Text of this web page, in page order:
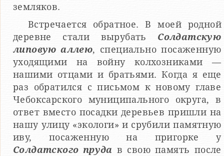
земляков.
Встречается обратное. В моей родной
деревне стали вырубать Солдатскую
липовую аллею, специально посаженную
уходящими на войну колхозниками —
нашими отцами и братьями. Когда я еще
раз обратился с письмом к новому главе
Чебоксарского муниципального округа, в
ответ вместо посадки деревьев пришли на
нашу улицу «экологи» и срубили памятную
иву, посаженную на пригорке у
Солдатского пруда в свою память после